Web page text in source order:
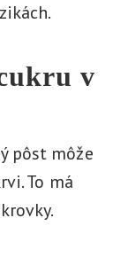
v
pôst môže
To má